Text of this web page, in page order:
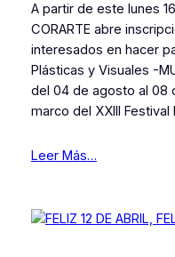
A partir de este lunes
CORARTE abre
interesados en hacer
Plásticas y Visuales -
del 04 de agosto al 08
marco del XXIII
Leer Más…